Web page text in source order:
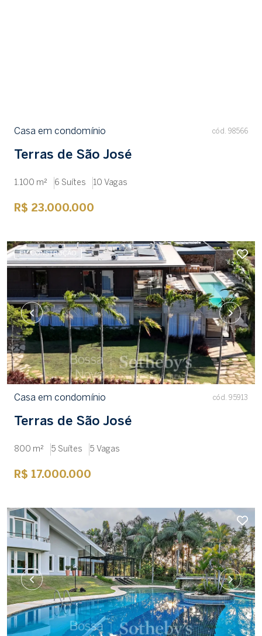
Casa em condomínio cód. 98566
Terras de São José
1.100 m² 6 Suítes 10 Vagas
R$ 23.000.000
EM CONSTRUÇÃO
Casa em condomínio cód. 95913
Terras de São José
800 m² 5 Suítes 5 Vagas
R$ 17.000.000